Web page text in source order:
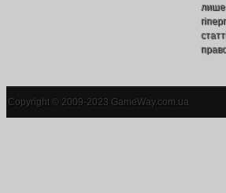
лише
Copyright © 2009-2023 GameWay.com.ua